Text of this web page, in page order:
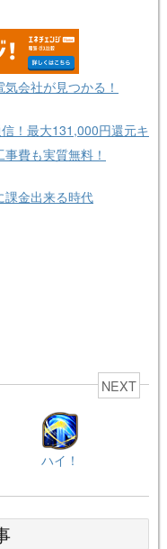
会社が見つかる！
！最大131,000円還元キ
費も実質無料！
課金出来る時代
NEXT
ハイ！